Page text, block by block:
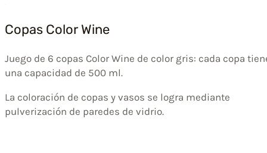
Copas Color Wine
Juego de 6 copas Color Wine de color gris: cada copa
una capacidad de 500 ml.
La coloración de copas y vasos se logra mediante
pulverización de paredes de vidrio.